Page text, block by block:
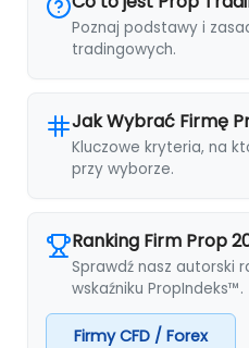
Poznaj podstawy i
tradingowych.
Jak Wybrać Firmę
Kluczowe kryteria, na
przy wyborze.
Ranking Firm Prop
Sprawdź nasz autorski
wskaźniku PropIndeks™.
Firmy CFD / Forex